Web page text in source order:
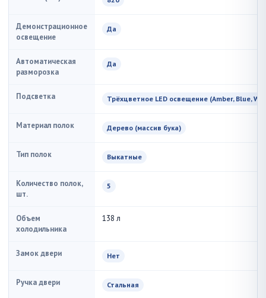
Демонстрационное
освещение
Да
Автоматическая
разморозка
Да
Подсветка Трёхцветное LED освещение (Amber, Blue,
Материал полок Дерево (массив бука)
Тип полок Выкатные
Количество полок,
шт.
5
Объем
холодильника
138 л
Замок двери Нет
Ручка двери Стальная